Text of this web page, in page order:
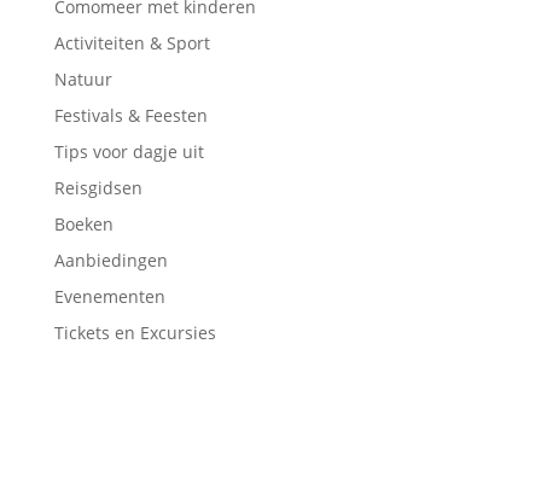
Comomeer met kinderen
Activiteiten & Sport
Natuur
Festivals & Feesten
Tips voor dagje uit
Reisgidsen
Boeken
Aanbiedingen
Evenementen
Tickets en Excursies